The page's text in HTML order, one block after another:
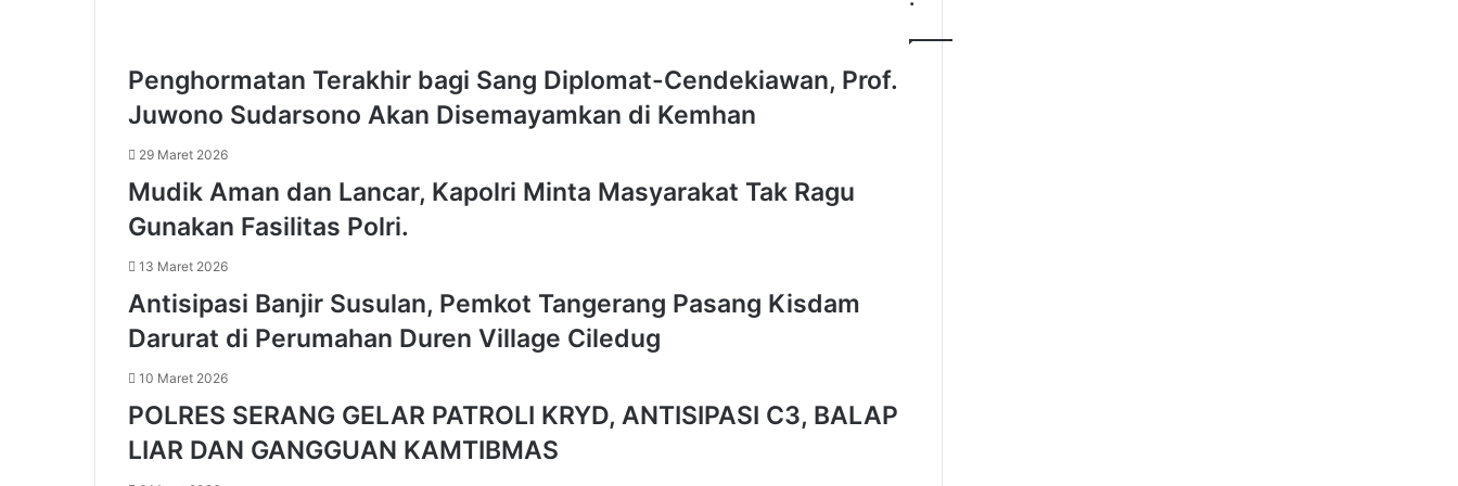
g
o
u
s
a
e
b
a
g
u
n
h
k
a
e
P
r
i
l
Penghormatan Terakhir bagi Sang Diplomat-Cendekiawan, Prof.
Juwono Sudarsono Akan Disemayamkan di Kemhan
29 Maret 2026
Mudik Aman dan Lancar, Kapolri Minta Masyarakat Tak Ragu
Gunakan Fasilitas Polri.
13 Maret 2026
Antisipasi Banjir Susulan, Pemkot Tangerang Pasang Kisdam
Darurat di Perumahan Duren Village Ciledug
10 Maret 2026
POLRES SERANG GELAR PATROLI KRYD, ANTISIPASI C3, BALAP
LIAR DAN GANGGUAN KAMTIBMAS